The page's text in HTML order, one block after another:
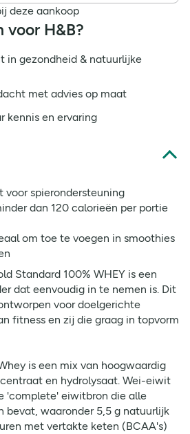
deze aankoop
voor H&B?
in gezondheid & natuurlijke
met advies op maat
kennis en ervaring
spierondersteuning
dan 120 calorieën per portie
om toe te voegen in smoothies
Standard 100% WHEY is een
dat eenvoudig in te nemen is. Dit
voor doelgerichte
fitness en zij die graag in topvorm
is een mix van hoogwaardig
en hydrolysaat. Wei-eiwit
'complete' eiwitbron die alle
bevat, waaronder 5,5 g natuurlijk
met vertakte keten (BCAA's)